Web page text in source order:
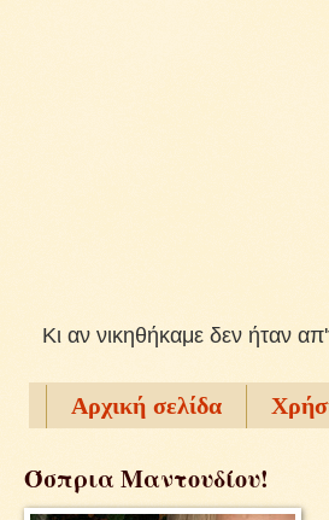
Kι αν νικηθήκαμε δεν ήταν
Αρχική σελίδα
Όσπρια Μαντουδίου!